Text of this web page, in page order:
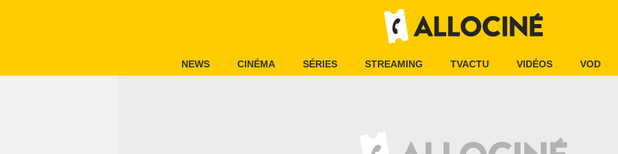
NEWS CINÉMA SÉRIES STREAMING TVACTU VIDÉOS VOD